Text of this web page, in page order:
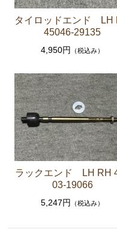
エンジンパーツ
エンジンパーツ
エンジンパーツ（マ
ブレーキパーツ（マ
ト ホース など）
クラッチパーツ（マ
ーズシリンダー オ
ステアリングパーツ
ツ ラックエンド タ
足回りパーツ（アッ
ョイント ブッシュ類
燃料パーツ（ポン
駆動パーツ（センタ
タイロッドエンド LH
45046-29135
4,950円 （税込み）
ラックエンド LH RH
03-19066
5,247円 （税込み）